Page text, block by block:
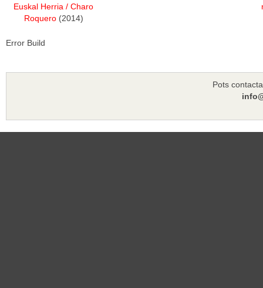
Euskal Herria / Charo
Roquero(2014)
Error Build
Pots